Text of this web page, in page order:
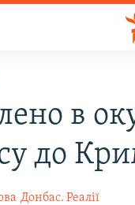
в
до
Донбас. Реалії